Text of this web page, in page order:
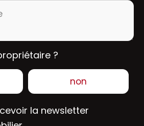
?
non
la newsletter